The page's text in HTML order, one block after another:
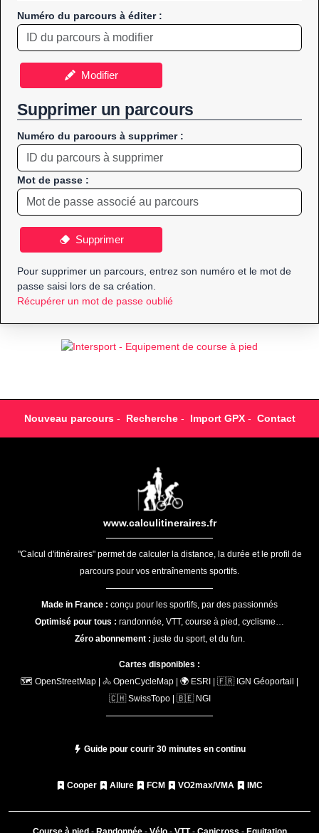
Numéro du parcours à éditer :
Modifier
Supprimer un parcours
Numéro du parcours à supprimer :
Mot de passe :
Supprimer
Pour supprimer un parcours, entrez son numéro et le mot de
passe saisi lors de sa création.
Récupérer un mot de passe oublié
Nouveau parcours- Recherche- Import GPX- Contact
www.calculitineraires.fr
"Calcul d'itinéraires" permet de calculer la distance, la durée et le profil de
parcours pour vos entraînements sportifs.
Made in France : conçu pour les sportifs, par des passionnés
Optimisé pour tous : randonnée, VTT, course à pied, cyclisme…
Zéro abonnement : juste du sport, et du fun.
Cartes disponibles :
🗺️ OpenStreetMap | 🚴 OpenCycleMap | 🌍 ESRI | 🇫🇷 IGN Géoportail |
🇨🇭 SwissTopo | 🇧🇪 NGI
Guide pour courir 30 minutes en continu
Cooper Allure FCM VO2max/VMA IMC